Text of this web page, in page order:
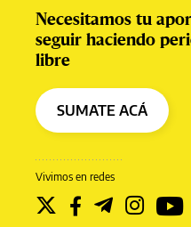
Vivimos en redes
Necesitamos tu
seguir haciendo
libre
SUMATE ACÁ